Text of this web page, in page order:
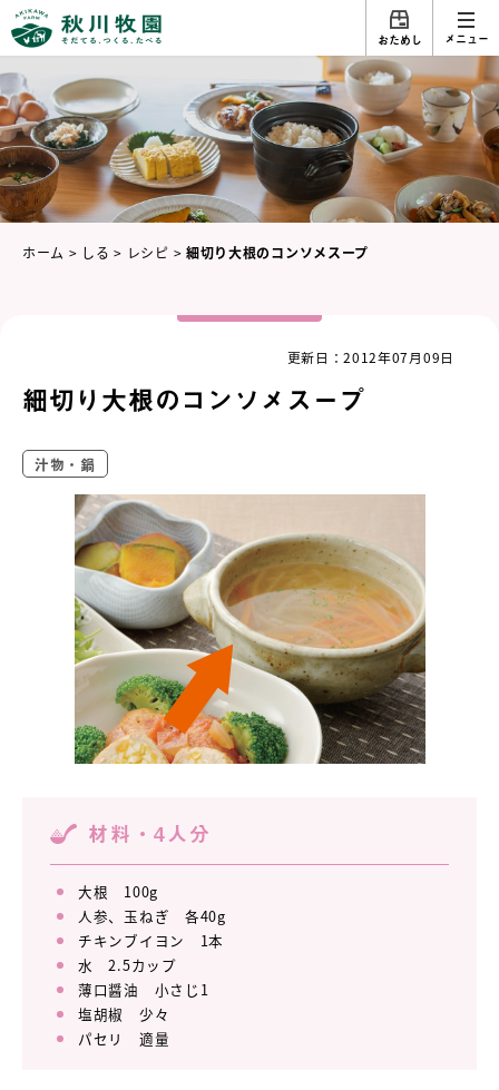
おためし メニュー
ホーム > しる > レシピ > 細切り大根のコンソメスープ
更新日：2012年07月09日
細切り大根のコンソメスープ
汁物・鍋
材料・4人分
大根 100g
人参、玉ねぎ 各40g
チキンブイヨン 1本
水 2.5カップ
薄口醤油 小さじ1
塩胡椒 少々
パセリ 適量